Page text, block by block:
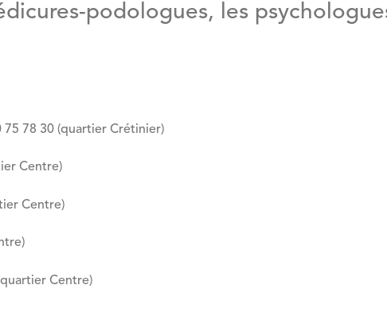
podologues, les
75 78 30 (quartier Crétinier)
Centre)
Centre)
Centre)